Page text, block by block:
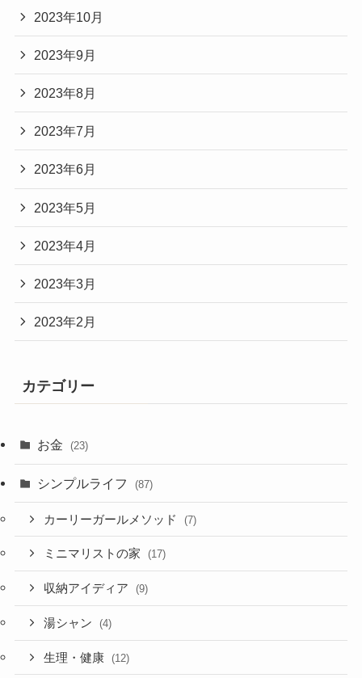
2023年10月
2023年9月
2023年8月
2023年7月
2023年6月
2023年5月
2023年4月
2023年3月
2023年2月
カテゴリー
お金 (23)
シンプルライフ (87)
カーリーガールメソッド (7)
ミニマリストの家 (17)
収納アイディア (9)
湯シャン (4)
生理・健康 (12)